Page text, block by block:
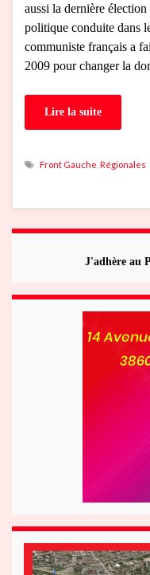
aussi la dernière
politique conduite dans
communiste français a
2009 pour changer la
Lire la suite
Front Gauche Régionales
J'adhère au